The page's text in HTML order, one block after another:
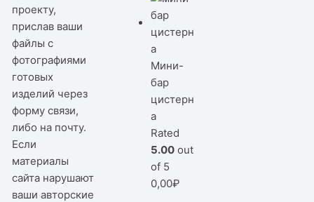
проекту,
прислав ваши
файлы с
фотографиями
готовых
изделий через
форму связи,
либо на почту.
Если
материалы
сайта нарушают
ваши авторские
Мини-
бар
цистерн
а
Rated
5.00 out
of 5
0,00₽